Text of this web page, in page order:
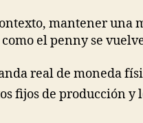
mantener una
el penny se
real de moneda
fijos de producción y